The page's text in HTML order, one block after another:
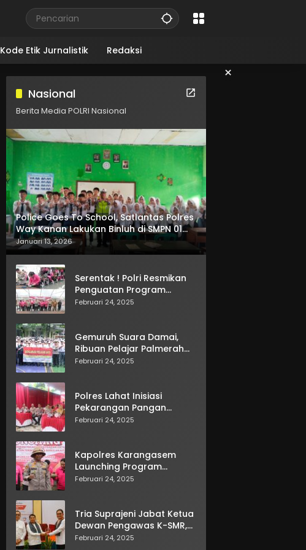
Kode Etik Jurnalistik Redaksi
×
Nasional
Berita Media POLRI Nasional
Police Goes To School, Satlantas Polres
Way Kanan Lakukan Binluh di SMPN 01
Baradatu
Januari 13, 2026
Serentak ! Polri Resmikan
Penguatan Program
Pekarangan Pangan
Februari 24, 2025
Gemuruh Suara Damai,
Ribuan Pelajar Palmerah
Deklarasi Anti Tawuran di
Februari 24, 2025
Polres Lahat Inisiasi
Pekarangan Pangan
Lestari Secara Virtual
Februari 24, 2025
Kapolres Karangasem
Launching Program
Pekarangan Pangan
Februari 24, 2025
Tria Suprajeni Jabat Ketua
Dewan Pengawas K-SMR,
Wujudkan Koperasi
Februari 24, 2025